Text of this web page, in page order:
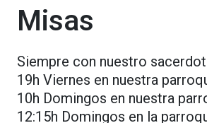
Misas
Siempre con nuestro
19h Viernes en nuestra
10h Domingos en nuestra
12:15h Domingos en la